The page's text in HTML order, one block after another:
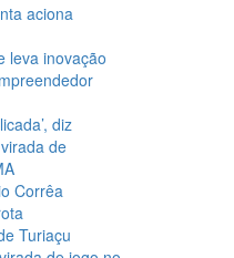
aciona
leva inovação
diz
de
Corrêa
Turiaçu